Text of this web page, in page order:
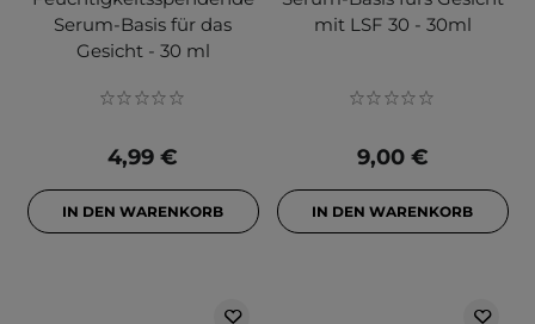
Serum-Basis für das
Gesicht - 30 ml
4,99 €
IN DEN WARENKORB
mit LSF 30 - 30ml
9,00 €
IN DEN WARENKORB